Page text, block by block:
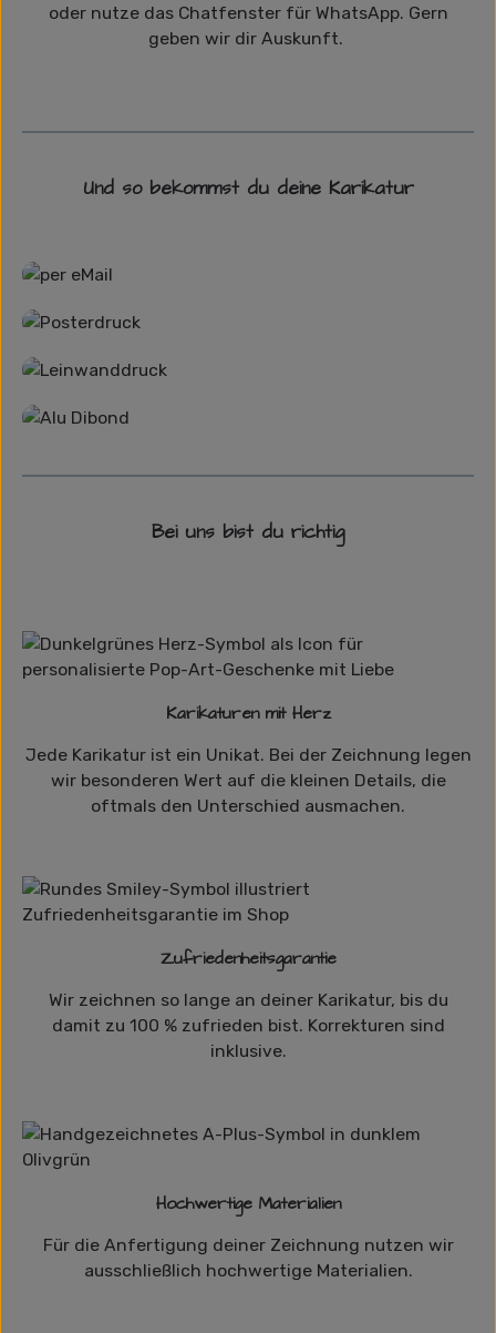
oder nutze das Chatfenster für WhatsApp. Gern
geben wir dir Auskunft.
Und so bekommst du deine Karikatur
Bei uns bist du richtig
Karikaturen mit Herz
Jede Karikatur ist ein Unikat. Bei der Zeichnung legen
wir besonderen Wert auf die kleinen Details, die
oftmals den Unterschied ausmachen.
Zufriedenheitsgarantie
Wir zeichnen so lange an deiner Karikatur, bis du
damit zu 100 % zufrieden bist. Korrekturen sind
inklusive.
Hochwertige Materialien
Für die Anfertigung deiner Zeichnung nutzen wir
ausschließlich hochwertige Materialien.